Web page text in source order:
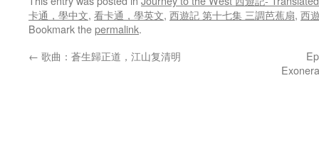
卡通，學中文, 看卡通，學英文, 西遊記 第十七集 三調芭蕉扇, 西
Bookmark thepermalink.
← 歌曲：蒼生歸正道，江山复清明